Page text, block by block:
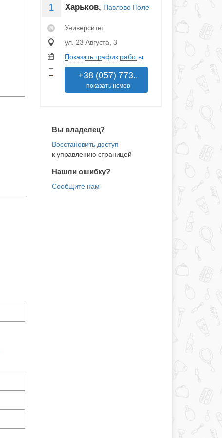
1 Харьков, Павлово Поле
M
Университет
ул. 23 Августа, 3
Показать график работы
+38 (057) 773..
показать номер
Вы владелец?
к управлению страницей
Нашли ошибку?